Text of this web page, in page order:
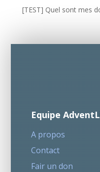
[TEST] Quel sont mes
Equipe
A propos
Contact
Fair un don